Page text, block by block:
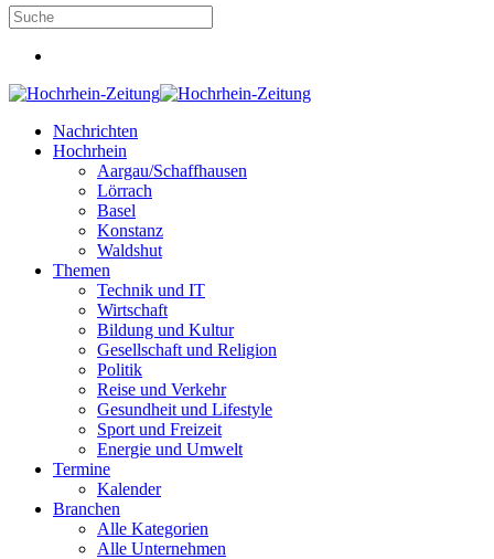
Nachrichten
Hochrhein
Aargau/Schaffhausen
Lörrach
Basel
Konstanz
Waldshut
Themen
Technik und IT
Wirtschaft
Bildung und Kultur
Gesellschaft und Religion
Politik
Reise und Verkehr
Gesundheit und Lifestyle
Sport und Freizeit
Energie und Umwelt
Termine
Kalender
Branchen
Alle Kategorien
Alle Unternehmen